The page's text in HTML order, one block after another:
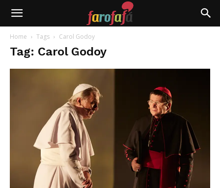
Farofafá
Home Tags Carol Godoy
Tag: Carol Godoy